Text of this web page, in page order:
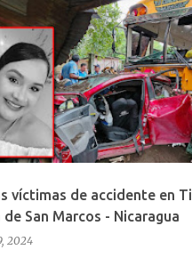
víctimas de accidente en
San Marcos - Nicaragua
2024